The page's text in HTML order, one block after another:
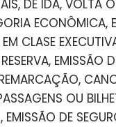
DE IDA, VOLTA
ECONÔMICA,
CLASE
EMISSÃO
OU
EMISSÃO DE